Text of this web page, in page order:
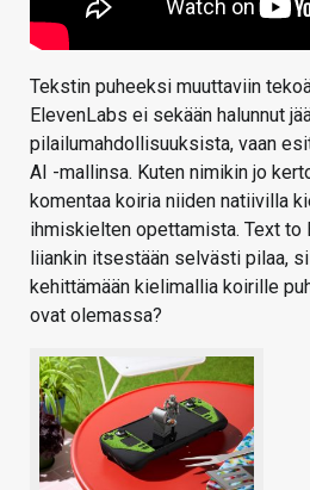
Tekstin puheeksi muuttaviin
ElevenLabs ei sekään halunnut
pilailumahdollisuuksista, vaan
AI -mallinsa. Kuten nimikin jo
komentaa koiria niiden natiivilla
ihmiskielten opettamista. Text to
liiankin itsestään selvästi pilaa,
kehittämään kielimallia koirille
ovat olemassa?